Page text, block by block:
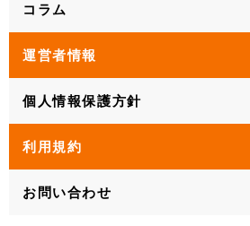
コラム
運営者情報
個人情報保護方針
利用規約
お問い合わせ